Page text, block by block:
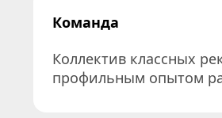
Команда
Коллектив классных
профильным опытом